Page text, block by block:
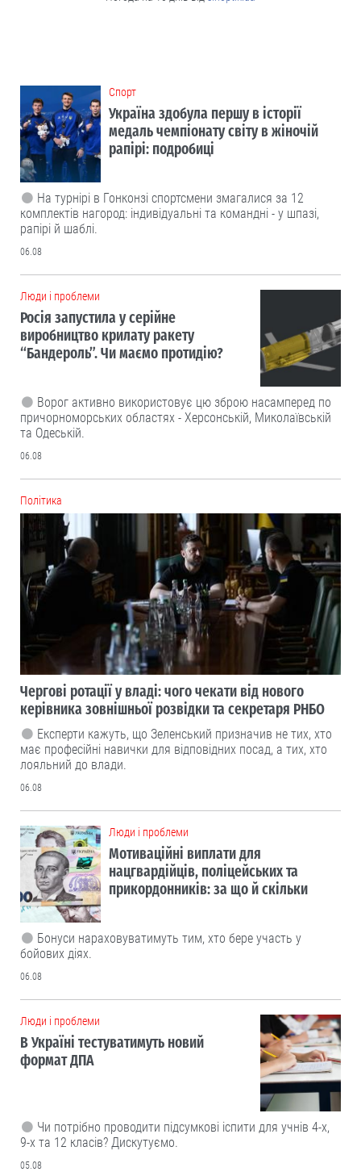
Cпорт
Україна здобула першу в історії
медаль чемпіонату світу в жіночій
рапірі: подробиці
На турнірі в Гонконзі спортсмени змагалися за 12
комплектів нагород: індивідуальні та командні - у шпазі,
рапірі й шаблі.
06.08
Люди і проблеми
Росія запустила у серійне
виробництво крилату ракету
“Бандероль”. Чи маємо протидію?
Ворог активно використовує цю зброю насамперед по
причорноморських областях - Херсонській, Миколаївській
та Одеській.
06.08
Політика
Чергові ротації у владі: чого чекати від нового
керівника зовнішньої розвідки та секретаря РНБО
Експерти кажуть, що Зеленський призначив не тих, хто
має професійні навички для відповідних посад, а тих, хто
лояльний до влади.
06.08
Люди і проблеми
Мотиваційні виплати для
нацгвардійців, поліцейських та
прикордонників: за що й скільки
Бонуси нараховуватимуть тим, хто бере участь у
бойових діях.
06.08
Люди і проблеми
В Україні тестуватимуть новий
формат ДПА
Чи потрібно проводити підсумкові іспити для учнів 4-х,
9-х та 12 класів? Дискутуємо.
05.08